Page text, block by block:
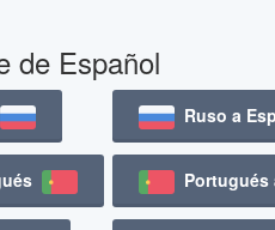
de Español
Ruso a
Portugués